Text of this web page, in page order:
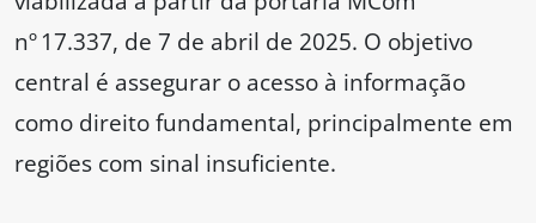
nº 17.337, de 7 de abril de 2025. O objetivo
central é assegurar o acesso à informação
como direito fundamental, principalmente em
regiões com sinal insuficiente.